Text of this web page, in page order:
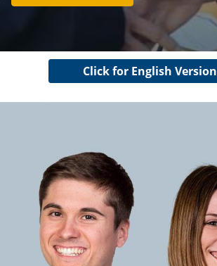
Click for English Version